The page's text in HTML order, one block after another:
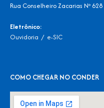
Rua Conselheiro Zacarias Nº
Eletrônico:
Ouvidoria / e-SIC
COMO CHEGAR NO CONDER